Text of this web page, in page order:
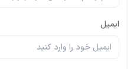
ایمیل